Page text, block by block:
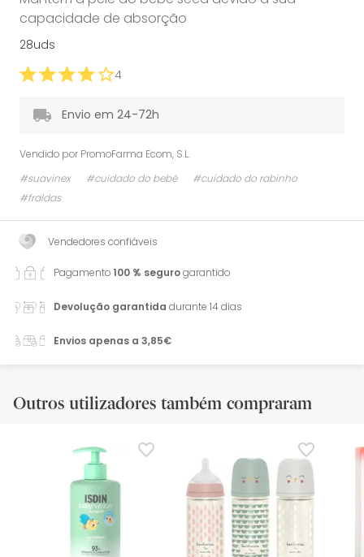
capacidade de absorção
28uds
4
Envio em 24-72h
Vendido por PromoFarma Ecom, S.L.
#suavinex
#cuidado do bebé
#cuidado do rabinho
#fraldas
Vendedores confiáveis
Pagamento100 % segurogarantido
Devolução garantida durante 14 dias
Envios apenas a 3,85€
Outros utilizadores também compraram